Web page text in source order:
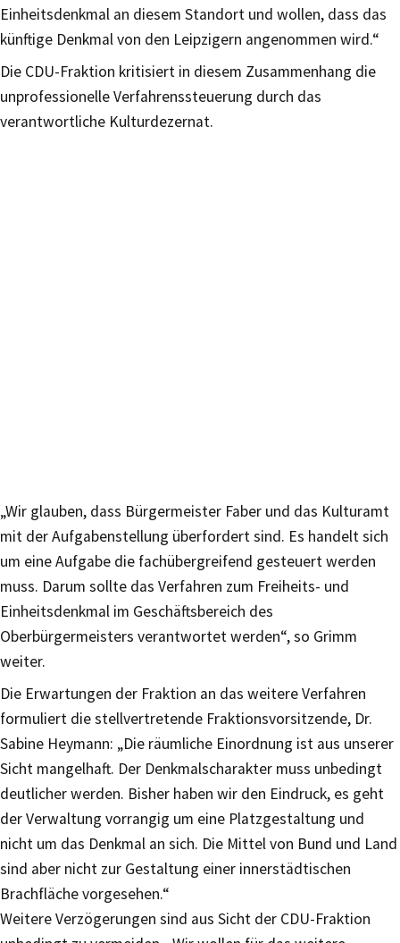
Einheitsdenkmal an diesem Standort und wollen, dass das
künftige Denkmal von den Leipzigern angenommen wird.“
Die CDU-Fraktion kritisiert in diesem Zusammenhang die
unprofessionelle Verfahrenssteuerung durch das
verantwortliche Kulturdezernat.
„Wir glauben, dass Bürgermeister Faber und das Kulturamt
mit der Aufgabenstellung überfordert sind. Es handelt sich
um eine Aufgabe die fachübergreifend gesteuert werden
muss. Darum sollte das Verfahren zum Freiheits- und
Einheitsdenkmal im Geschäftsbereich des
Oberbürgermeisters verantwortet werden“, so Grimm
weiter.
Die Erwartungen der Fraktion an das weitere Verfahren
formuliert die stellvertretende Fraktionsvorsitzende, Dr.
Sabine Heymann: „Die räumliche Einordnung ist aus unserer
Sicht mangelhaft. Der Denkmalscharakter muss unbedingt
deutlicher werden. Bisher haben wir den Eindruck, es geht
der Verwaltung vorrangig um eine Platzgestaltung und
nicht um das Denkmal an sich. Die Mittel von Bund und Land
sind aber nicht zur Gestaltung einer innerstädtischen
Brachfläche vorgesehen.“
Weitere Verzögerungen sind aus Sicht der CDU-Fraktion